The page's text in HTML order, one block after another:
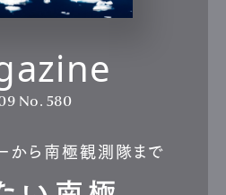
No. 580
から南極観測隊まで